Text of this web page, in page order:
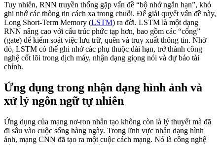
Tuy nhiên, RNN truyền thống gặp vấn đề “bộ nhớ ngắn hạn”, khó
ghi nhớ các thông tin cách xa trong chuỗi. Để giải quyết vấn đề này,
Long Short-Term Memory (LSTM) ra đời. LSTM là một dạng
RNN nâng cao với cấu trúc phức tạp hơn, bao gồm các “cổng”
(gate) để kiểm soát việc lưu trữ, quên và truy xuất thông tin. Nhờ
đó, LSTM có thể ghi nhớ các phụ thuộc dài hạn, trở thành công
nghệ cốt lõi trong dịch máy, nhận dạng giọng nói và dự báo tài
chính.
Ứng dụng trong nhận dạng hình ảnh và
xử lý ngôn ngữ tự nhiên
Ứng dụng của mạng nơ-ron nhân tạo không còn là lý thuyết mà đã
đi sâu vào cuộc sống hàng ngày. Trong lĩnh vực nhận dạng hình
ảnh, mạng CNN đã tạo ra một cuộc cách mạng. Nó là công nghệ